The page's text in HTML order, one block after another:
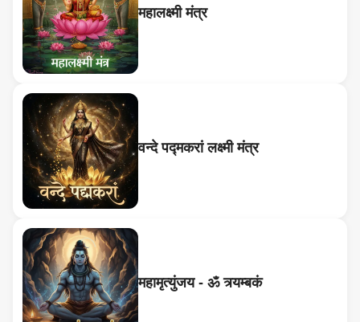
महालक्ष्मी मंत्र
वन्दे पद्मकरां लक्ष्मी मंत्र
महामृत्युंजय - ॐ त्र्यम्बकं